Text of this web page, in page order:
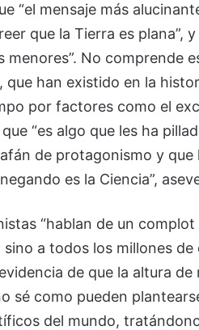
“el mensaje más
que la Tierra es plana”,
menores”. No comprende
que han existido en la
por factores como el
“es algo que les ha
de protagonismo y
es la Ciencia”,
“hablan de un
a todos los millones
de que la altura
sé como pueden
del mundo,